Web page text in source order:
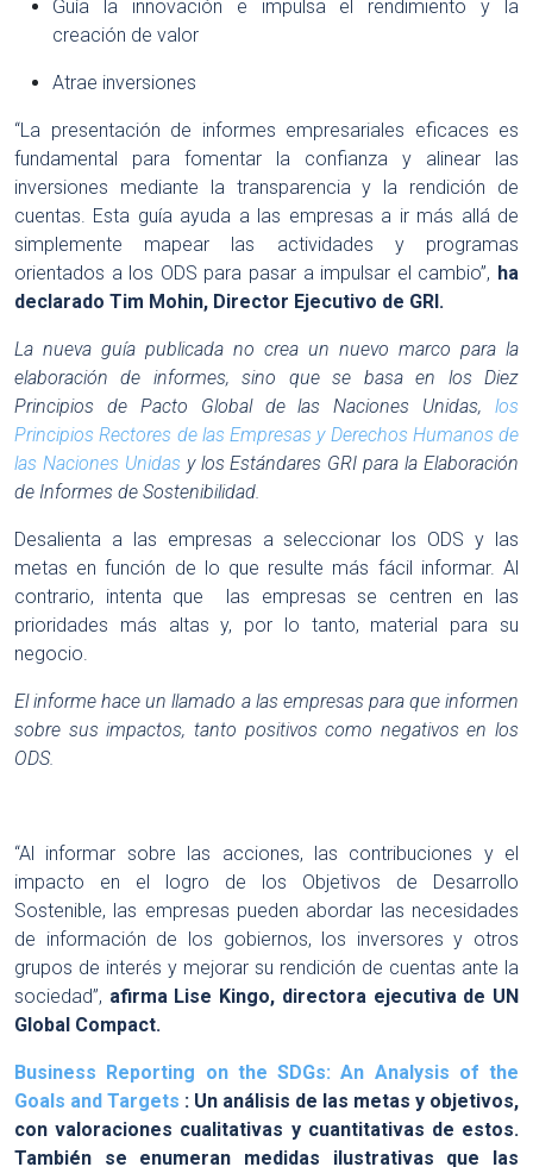
Guía la innovación e impulsa el rendimiento y la
creación de valor
Atrae inversiones
“La presentación de informes empresariales eficaces es
fundamental para fomentar la confianza y alinear las
inversiones mediante la transparencia y la rendición de
cuentas. Esta guía ayuda a las empresas a ir más allá de
simplemente mapear las actividades y programas
orientados a los ODS para pasar a impulsar el cambio”, ha
declarado Tim Mohin, Director Ejecutivo de GRI.
La nueva guía publicada no crea un nuevo marco para la
elaboración de informes, sino que se basa en los Diez
Principios de Pacto Global de las Naciones Unidas, los
Principios Rectores de las Empresas y Derechos Humanos de
las Naciones Unidas y los Estándares GRI para la Elaboración
de Informes de Sostenibilidad.
Desalienta a las empresas a seleccionar los ODS y las
metas en función de lo que resulte más fácil informar. Al
contrario, intenta que las empresas se centren en las
prioridades más altas y, por lo tanto, material para su
negocio.
El informe hace un llamado a las empresas para que informen
sobre sus impactos, tanto positivos como negativos en los
ODS.
“Al informar sobre las acciones, las contribuciones y el
impacto en el logro de los Objetivos de Desarrollo
Sostenible, las empresas pueden abordar las necesidades
de información de los gobiernos, los inversores y otros
grupos de interés y mejorar su rendición de cuentas ante la
sociedad”, afirma Lise Kingo, directora ejecutiva de UN
Global Compact.
Business Reporting on the SDGs: An Analysis of the
Goals and Targets : Un análisis de las metas y objetivos,
con valoraciones cualitativas y cuantitativas de estos.
También se enumeran medidas ilustrativas que las